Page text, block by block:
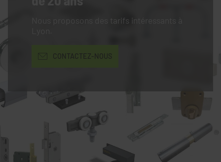
Nous proposons des tarifs intéressants à
CONTACTEZ-NOUS